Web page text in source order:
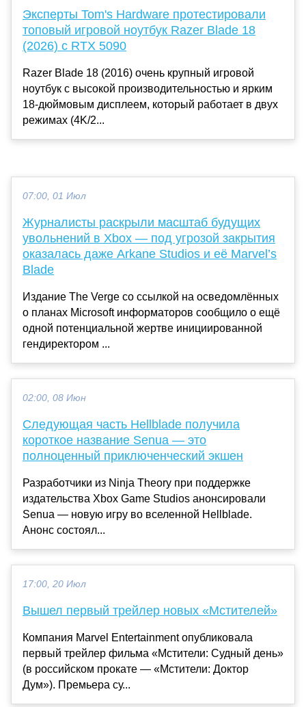
Эксперты Tom's Hardware протестировали
топовый игровой ноутбук Razer Blade 18
(2026) с RTX 5090
Razer Blade 18 (2016) очень крупный игровой
ноутбук с высокой производительностью и ярким
18-дюймовым дисплеем, который работает в двух
режимах (4K/2...
07:00, 01 Июл
Журналисты раскрыли масштаб будущих
увольнений в Xbox — под угрозой закрытия
оказалась даже Arkane Studios и её Marvel’s
Blade
Издание The Verge со ссылкой на осведомлённых
о планах Microsoft информаторов сообщило о ещё
одной потенциальной жертве инициированной
гендиректором ...
02:00, 08 Июн
Следующая часть Hellblade получила
короткое название Senua — это
полноценный приключенческий экшен
Разработчики из Ninja Theory при поддержке
издательства Xbox Game Studios анонсировали
Senua — новую игру во вселенной Hellblade.
Анонс состоял...
17:00, 20 Июл
Вышел первый трейлер новых «Мстителей»
Компания Marvel Entertainment опубликовала
первый трейлер фильма «Мстители: Судный день»
(в российском прокате — «Мстители: Доктор
Дум»). Премьера су...